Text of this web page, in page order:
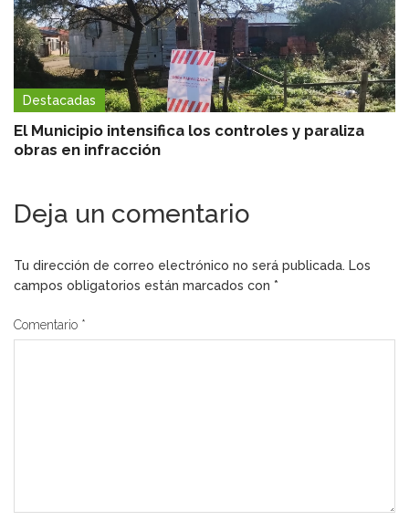
Destacadas
El Municipio intensifica los controles y paraliza
obras en infracción
Deja un comentario
Tu dirección de correo electrónico no será publicada. Los
campos obligatorios están marcados con *
Comentario *